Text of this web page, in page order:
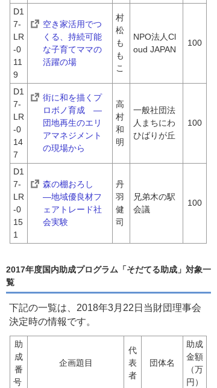
D1
7-
LR
-0
11
9
空き家活用でつ
くる、持続可能
な子育てママの
活躍の場
村
松
も
も
こ
NPO法人Cl
oud JAPAN
100
D1
7-
LR
-0
14
7
街に和を描くプ
ロボノ育成　―
団地再生のエリ
アマネジメント
の現場から
高
村
和
明
一般社団法
人まちにわ
ひばりが丘
100
D1
7-
LR
-0
15
1
森の棚おろし
―地域優良材フ
ェアトレード社
会実験
丹
羽
健
司
兄弟木の駅
会議
100
2017年度国内助成プログラム「そだてる助成」対象一
覧
下記の一覧は、2018年3月22日当財団理事会
決定時の情報です。
助
成
番
号
企画題目
代
表
者
団体名
助成
金額
（万
円）